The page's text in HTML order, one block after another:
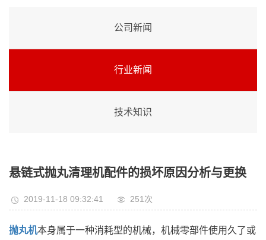
公司新闻
行业新闻
技术知识
悬链式抛丸清理机配件的损坏原因分析与更换
2019-11-18 09:32:41 251次
抛丸机本身属于一种消耗型的机械，机械零部件使用久了或